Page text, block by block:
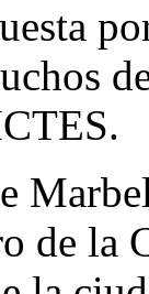
de la